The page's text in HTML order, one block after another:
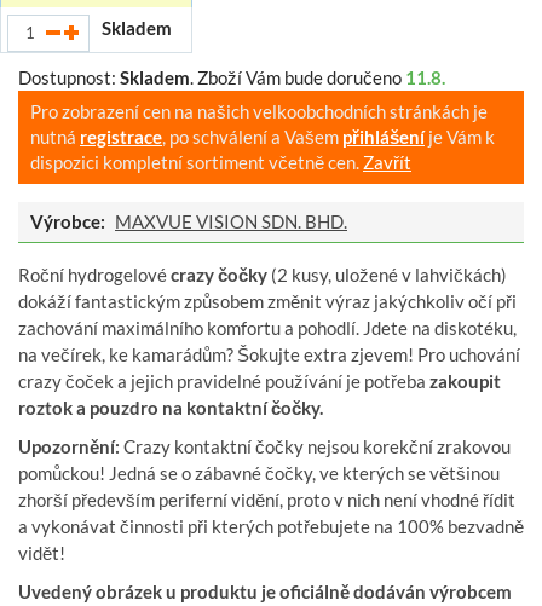
Skladem
Dostupnost: Skladem. Zboží Vám bude doručeno 11.8.
Pro zobrazení cen na našich velkoobchodních stránkách je
nutná registrace, po schválení a Vašem přihlášeníje Vám k
dispozici kompletní sortiment včetně cen. Zavřít
Výrobce: MAXVUE VISION SDN. BHD.
Roční hydrogelovécrazy čočky (2 kusy, uložené v lahvičkách)
dokáží fantastickým způsobem změnit výraz jakýchkoliv očí při
zachování maximálního komfortu a pohodlí. Jdete na diskotéku,
na večírek, ke kamarádům? Šokujte extra zjevem! Pro uchování
crazy čoček a jejich pravidelné používání je potřeba zakoupit
roztok a pouzdro na kontaktní čočky.
Upozornění: Crazy kontaktní čočky nejsou korekční zrakovou
pomůckou! Jedná se o zábavné čočky, ve kterých se většinou
zhorší především periferní vidění, proto v nich není vhodné řídit
a vykonávat činnosti při kterých potřebujete na 100% bezvadně
vidět!
Uvedený obrázek u produktu je oficiálně dodáván výrobcem